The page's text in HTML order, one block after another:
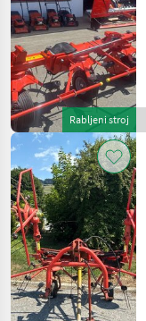
Rabljeni stroj